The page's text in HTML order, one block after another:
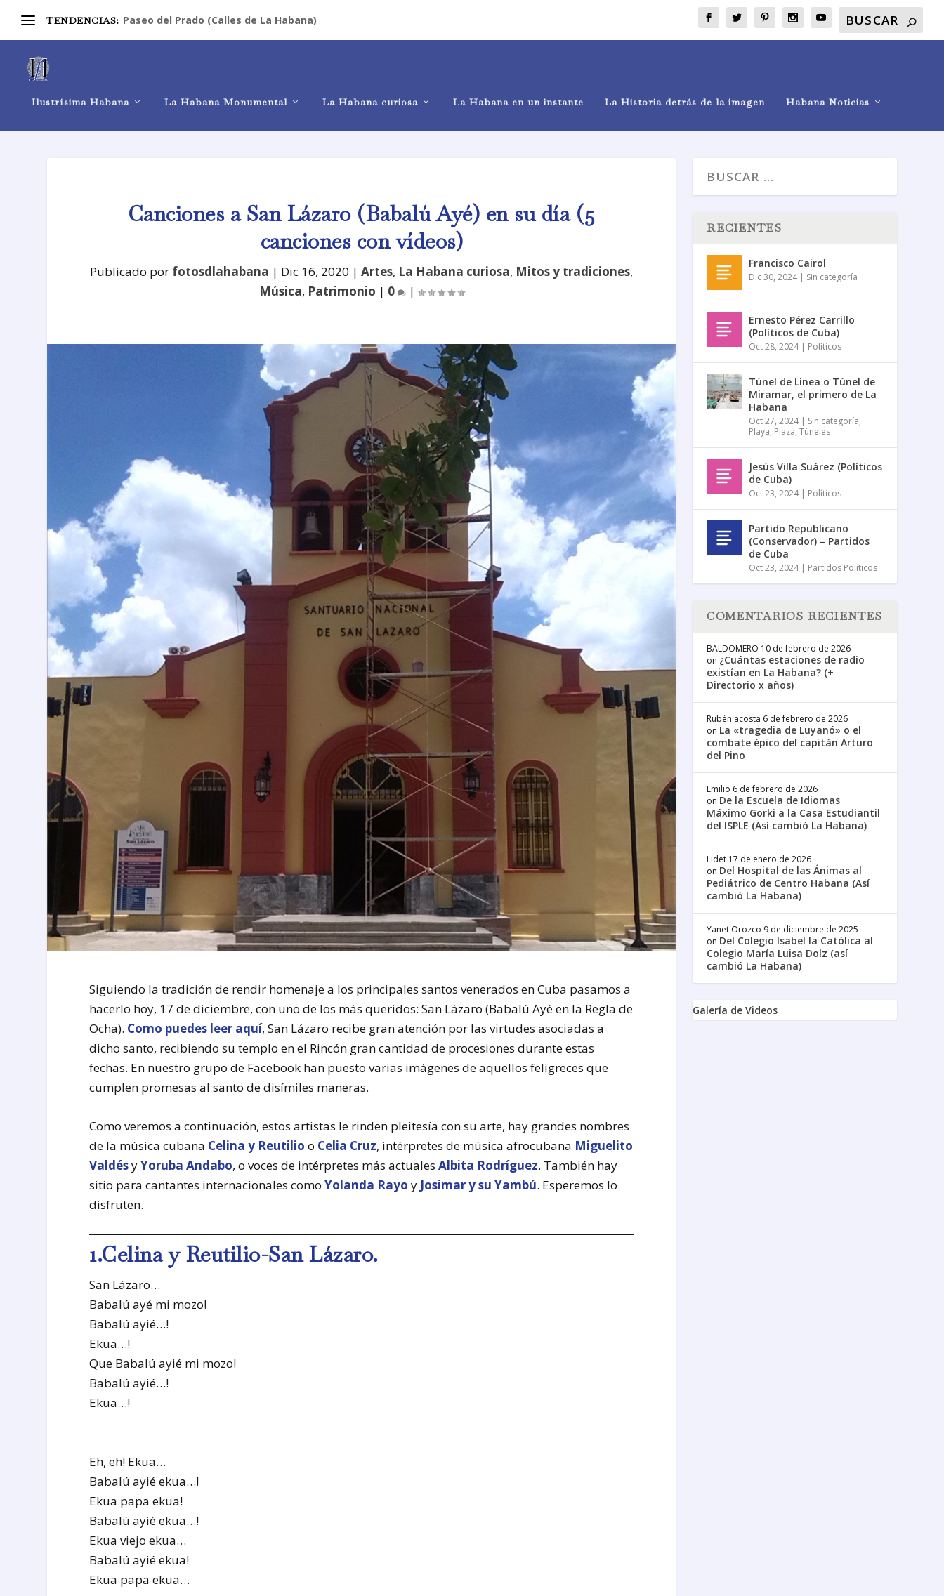
TENDENCIAS: Paseo del Prado (Calles de La Habana)
Ilustrísima Habana La Habana Monumental La Habana curiosa La Habana en un instante La Historia detrás de la imagen Habana Noticias
Canciones a San Lázaro (Babalú Ayé) en su día (5
canciones con vídeos)
Publicado por fotosdlahabana | Dic 16, 2020 |Artes, La Habana curiosa, Mitos y tradiciones,
Música, Patrimonio | 0 |
Siguiendo la tradición de rendir homenaje a los principales santos venerados en Cuba pasamos a
hacerlo hoy, 17 de diciembre, con uno de los más queridos: San Lázaro (Babalú Ayé en la Regla de
Ocha). Como puedes leer aquí, San Lázaro recibe gran atención por las virtudes asociadas a
dicho santo, recibiendo su templo en el Rincón gran cantidad de procesiones durante estas
fechas. En nuestro grupo de Facebook han puesto varias imágenes de aquellos feligreces que
cumplen promesas al santo de disímiles maneras.
Como veremos a continuación, estos artistas le rinden pleitesía con su arte, hay grandes nombres
de la música cubana Celina y Reutilio o Celia Cruz, intérpretes de música afrocubana Miguelito
ValdésyYoruba Andabo, o voces de intérpretes más actualesAlbita Rodríguez. También hay
sitio para cantantes internacionales comoYolanda Rayo y Josimar y su Yambú. Esperemos lo
disfruten.
1.Celina y Reutilio-San Lázaro.
San Lázaro…
Babalú ayé mi mozo!
Babalú ayié…!
Ekua…!
Que Babalú ayié mi mozo!
Babalú ayié…!
Ekua…!
Eh, eh! Ekua…
Babalú ayié ekua…!
Ekua papa ekua!
Babalú ayié ekua…!
Ekua viejo ekua…
Babalú ayié ekua!
Ekua papa ekua…
RECIENTES
Francisco Cairol
Dic 30, 2024| Sin categoría
Ernesto Pérez Carrillo
(Políticos de Cuba)
Oct 28, 2024| Políticos
Túnel de Línea o Túnel de
Miramar, el primero de La
Habana
Oct 27, 2024| Sin categoría,
Playa, Plaza,Túneles
Jesús Villa Suárez (Políticos
de Cuba)
Oct 23, 2024| Políticos
Partido Republicano
(Conservador) – Partidos
de Cuba
Oct 23, 2024| Partidos Políticos
COMENTARIOS RECIENTES
BALDOMERO 10 de febrero de 2026
on ¿Cuántas estaciones de radio
existían en La Habana? (+
Directorio x años)
Rubén acosta 6 de febrero de 2026
on La «tragedia de Luyanó» o el
combate épico del capitán Arturo
del Pino
Emilio 6 de febrero de 2026
on De la Escuela de Idiomas
Máximo Gorki a la Casa Estudiantil
del ISPLE (Así cambió La Habana)
Lidet 17 de enero de 2026
on Del Hospital de las Ánimas al
Pediátrico de Centro Habana (Así
cambió La Habana)
Yanet Orozco 9 de diciembre de 2025
on Del Colegio Isabel la Católica al
Colegio María Luisa Dolz (así
cambió La Habana)
Galería de Videos